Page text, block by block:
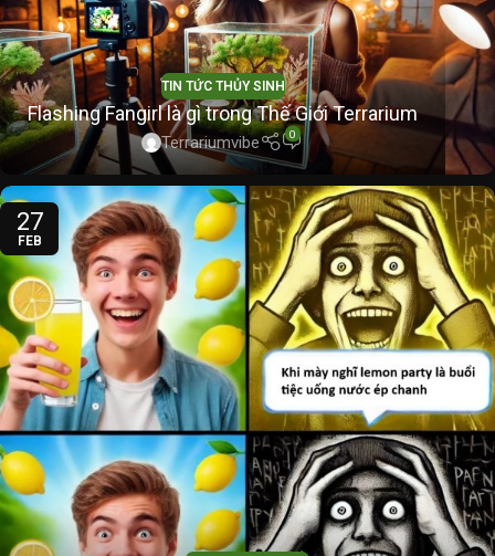
TIN TỨC THỦY SINH
Flashing Fangirl là gì trong Thế Giới Terrarium
Terrariumvibe 0
27
FEB